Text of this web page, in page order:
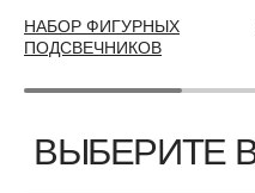
НАБОР ФИГУРНЫХ
ПОДСВЕЧНИКОВ